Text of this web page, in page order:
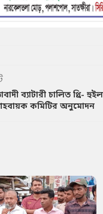
ব্যাটারী চালিত থ্রি-
কমিটির অনুমোদন